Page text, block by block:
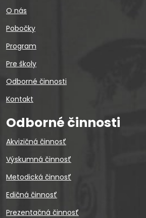
O nás
Pobočky
Program
Pre školy
Odborné činnosti
Kontakt
Odborné činnosti
Akvizičná činnosť
Výskumná činnosť
Metodická činnosť
Edičná činnosť
Prezentačná činnosť